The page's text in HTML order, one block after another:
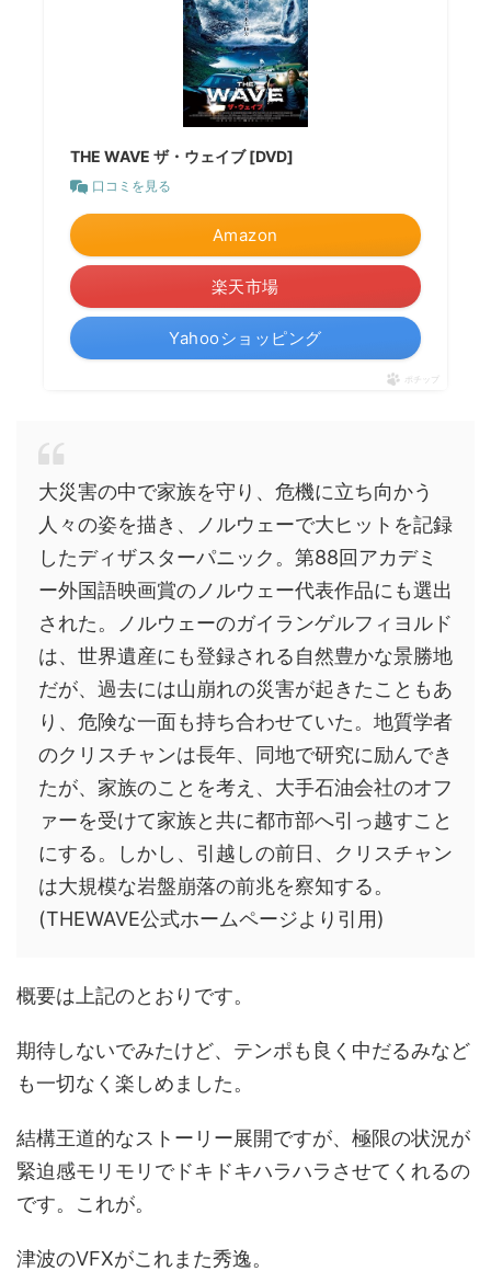
THE WAVE ザ・ウェイブ [DVD]
口コミを見る
Amazon
楽天市場
Yahooショッピング
ポチップ
大災害の中で家族を守り、危機に立ち向かう
人々の姿を描き、ノルウェーで大ヒットを記録
したディザスターパニック。第88回アカデミ
ー外国語映画賞のノルウェー代表作品にも選出
された。ノルウェーのガイランゲルフィヨルド
は、世界遺産にも登録される自然豊かな景勝地
だが、過去には山崩れの災害が起きたこともあ
り、危険な一面も持ち合わせていた。地質学者
のクリスチャンは長年、同地で研究に励んでき
たが、家族のことを考え、大手石油会社のオフ
ァーを受けて家族と共に都市部へ引っ越すこと
にする。しかし、引越しの前日、クリスチャン
は大規模な岩盤崩落の前兆を察知する。
(THEWAVE公式ホームページより引用)
概要は上記のとおりです。
期待しないでみたけど、テンポも良く中だるみなど
も一切なく楽しめました。
結構王道的なストーリー展開ですが、極限の状況が
緊迫感モリモリでドキドキハラハラさせてくれるの
です。これが。
津波のVFXがこれまた秀逸。